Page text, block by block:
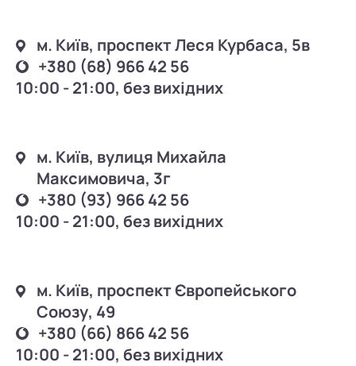
м. Київ, проспект Леся Курбаса, 5в
+380 (68) 966 42 56
10:00 - 21:00, без вихідних
м. Київ, вулиця Михайла
Максимовича, 3г
+380 (93) 966 42 56
10:00 - 21:00, без вихідних
м. Київ, проспект Європейського
Союзу, 49
+380 (66) 866 42 56
10:00 - 21:00, без вихідних